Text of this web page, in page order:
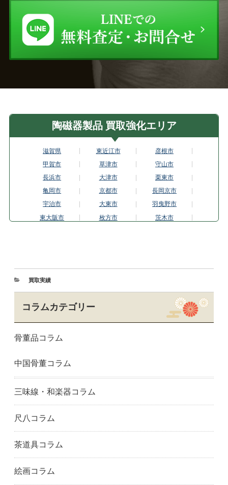
陶磁器製品 買取強化エリア
滋賀県 東近江市
彦根市
甲賀市
草津市
守山市
長浜市
大津市
栗東市
亀岡市
京都市
長岡京市
宇治市
大東市
羽曳野市
東大阪市
枚方市
茨木市
寝屋川市
大阪市
堺市
吹田市
明石市
芦屋市
神戸市東灘区
姫路市
神戸市
西宮市
香芝市
大和郡山市
和歌山県
和歌山市
岐阜県
愛知県
一宮市
春日井市
長久手市
岡崎市
尾張旭市
瀬戸市
豊橋市
津市
四日市市
埼玉県
川越市
買取実績
コラムカテゴリー
骨董品コラム
中国骨董コラム
三味線・和楽器コラム
尺八コラム
茶道具コラム
絵画コラム